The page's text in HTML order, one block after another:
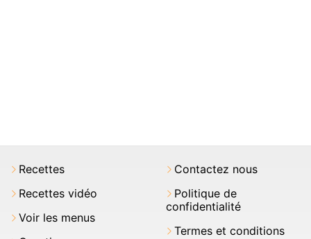
Recettes
Recettes vidéo
Voir les menus
Contactez nous
Politique de
confidentialité
Termes et conditions